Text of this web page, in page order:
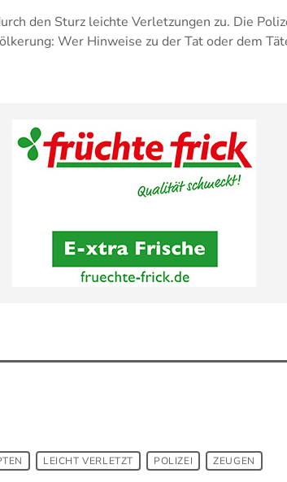
den Sturz leichte Verletzungen zu. Die
Wer Hinweise zu der Tat oder dem
LEICHT VERLETZT POLIZEI ZEUGEN